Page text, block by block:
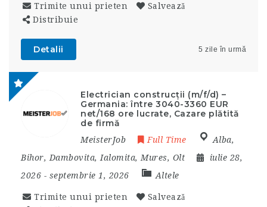
Trimite unui prieten
Salvează
Distribuie
Detalii 5 zile în urmă
Electrician construcții (m/f/d) –
Germania: între 3040-3360 EUR
net/168 ore lucrate, Cazare plătită
de firmă
MeisterJob Full Time Alba,
Bihor, Dambovita, Ialomita, Mures, Olt
iulie 28,
2026 - septembrie 1, 2026 Altele
Trimite unui prieten
Salvează